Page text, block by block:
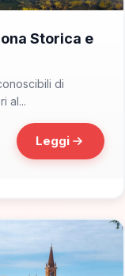
Storica e
di
al...
Leggi